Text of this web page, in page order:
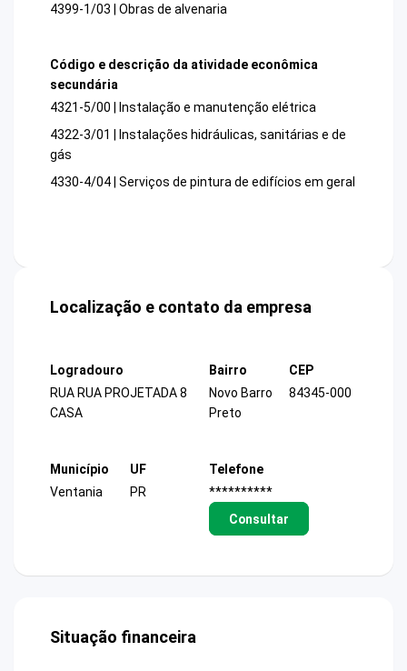
4399-1/03 | Obras de alvenaria
Código e descrição da atividade econômica
secundária
4321-5/00 | Instalação e manutenção elétrica
4322-3/01 | Instalações hidráulicas, sanitárias e de
gás
4330-4/04 | Serviços de pintura de edifícios em geral
Localização e contato da empresa
Logradouro
RUA RUA PROJETADA 8
CASA
Bairro
Novo Barro
Preto
CEP
84345-000
Município
Ventania
UF
PR
Telefone
**********
Consultar
Situação financeira